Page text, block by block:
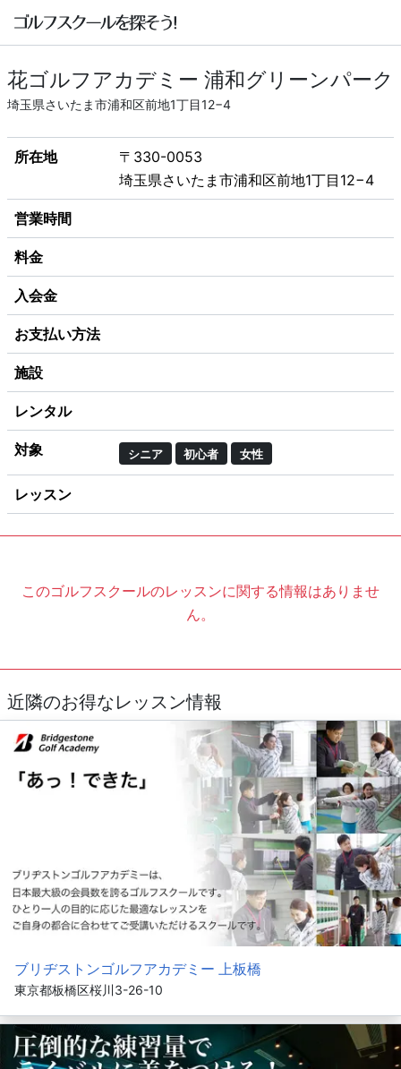
花ゴルフアカデミー 浦和グリーンパーク
埼玉県さいたま市浦和区前地1丁目12−4
所在地
〒330-0053
埼玉県さいたま市浦和区前地1丁目12−4
営業時間
料金
入会金
お支払い方法
施設
レンタル
対象 シニア 初心者 女性
レッスン
このゴルフスクールのレッスンに関する情報はありませ
ん。
近隣のお得なレッスン情報
ブリヂストンゴルフアカデミー 上板橋
東京都板橋区桜川3-26-10